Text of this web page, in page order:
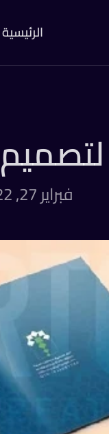
الرئيسية
فبراير 27, 2022